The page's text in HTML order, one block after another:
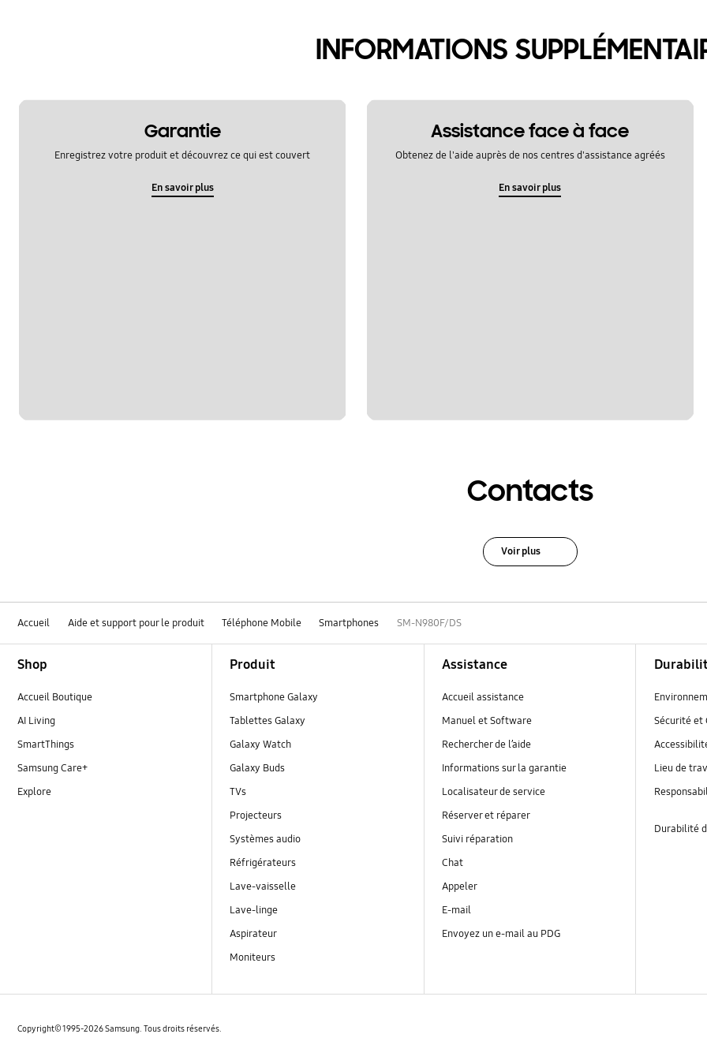
sns
INFORMATIONS
Garantie
Enregistrez votre produit et découvrez ce qui est couvert
En savoir plus
Assistance face à face
Obtenez de l'aide auprès de nos centres d'assistance agréés
En savoir plus
Contacts
Voir plus
Accueil Aide et support pour le produit Téléphone Mobile Smartphones SM-N980F/DS
Shop
Accueil Boutique
AI Living
SmartThings
Samsung Care+
Explore
Produit
Smartphone Galaxy
Tablettes Galaxy
Galaxy Watch
Galaxy Buds
TVs
Projecteurs
Systèmes audio
Réfrigérateurs
Lave-vaisselle
Lave-linge
Aspirateur
Moniteurs
Assistance
Accueil assistance
Manuel et Software
Rechercher de l’aide
Informations sur la garantie
Localisateur de service
Réserver et réparer
Suivi réparation
Chat
Appeler
E-mail
Envoyez un e-mail au PDG
Sécurité et
Lieu de
Durabilité
Copyright© 1995-2026 Samsung. Tous droits réservés.